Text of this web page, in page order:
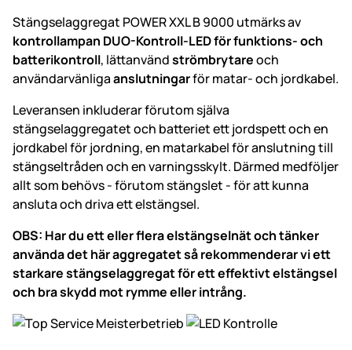
Stängselaggregat POWER XXL B 9000 utmärks av
kontrollampan DUO-Kontroll-LED för funktions- och
batterikontroll, lättanvändströmbrytareoch
användarvänligaanslutningarför matar- och jordkabel.
Leveransen inkluderar förutom själva
stängselaggregatet och batteriet ett jordspett och en
jordkabel för jordning, en matarkabel för anslutning till
stängseltråden och en varningsskylt. Därmed medföljer
allt som behövs - förutom stängslet - för att kunna
ansluta och driva ett elstängsel.
OBS: Har du ett eller flera elstängselnät och tänker
använda det här aggregatet så rekommenderar vi ett
starkare stängselaggregat för ett effektivt elstängsel
och bra skydd mot rymme eller intrång.